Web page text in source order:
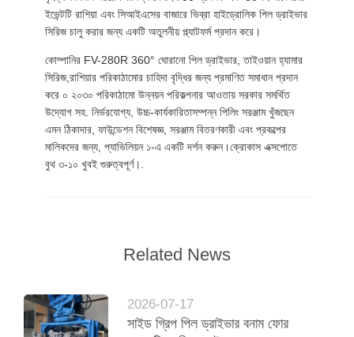
ইভেন্টটি রাশিয়া এবং সিআইএসের বাজারে ভিব্রা হাইড্রোলিক পিল ড্রাইভার
সিরিজ চালু করার জন্য একটি অতুলনীয় প্ল্যাটফর্ম প্রদান করে।
কোম্পানির FV-280R 360° ঘোরানো পিল ড্রাইভার, তাইওয়ান হ্যামার
সিরিজ,রাশিয়ার পরিকাঠামোর চাহিদা বৃদ্ধির জন্য প্রমাণিত সমাধান প্রদান
করে ০ ২০৩০ পরিকাঠামো উন্নয়ন পরিকল্পনার আওতায় সরকার সমর্থিত
উদ্যোগ সহ. নির্ভরযোগ্য, উচ্চ-কার্যকারিতাসম্পন্ন পিলিং সরঞ্জাম খুঁজছেন
এমন ঠিকাদার, ফাউন্ডেশন বিশেষজ্ঞ, সরঞ্জাম বিতরণকারী এবং প্রকল্পের
মালিকদের জন্য, প্যাভিলিয়ন ১-এ একটি দর্শন করুন।ক্রোকাস এক্সপোতে
বুথ ৩-১০ খুবই গুরুত্বপূর্ণ।.
Related News
2026-07-17
সাইড গ্রিপ পিল ড্রাইভার বনাম ফোর